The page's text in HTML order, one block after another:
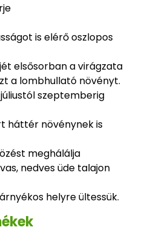
is elérő oszlopos
elsősorban a virágzata
a lombhullató növényt.
szeptemberig
háttér növénynek is
meghálálja
nedves üde talajon
helyre ültessük.